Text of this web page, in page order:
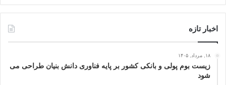
اخبار تازه
۱۸, مرداد, ۱۴۰۵
زیست بوم پولی و بانکی کشور بر پایه فناوری دانش بنیان طراحی می
شود